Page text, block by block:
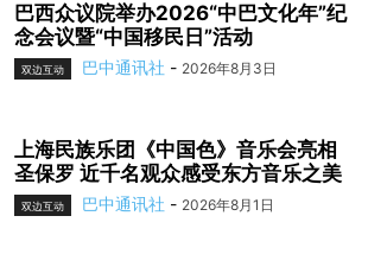
巴西众议院举办2026“中巴文化年”纪
念会议暨“中国移民日”活动
双边互动 巴中通讯社 - 2026年8月3日
上海民族乐团《中国色》音乐会亮相
圣保罗 近千名观众感受东方音乐之美
双边互动 巴中通讯社 - 2026年8月1日